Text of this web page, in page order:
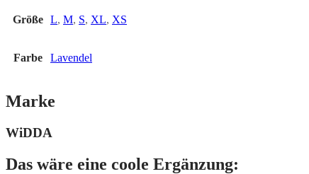
Größe L, M, S, XL, XS
Farbe Lavendel
Marke
WiDDA
Das wäre eine coole Ergänzung: